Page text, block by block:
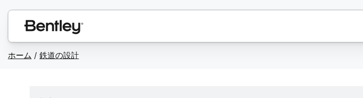
ホーム / 鉄道の設計